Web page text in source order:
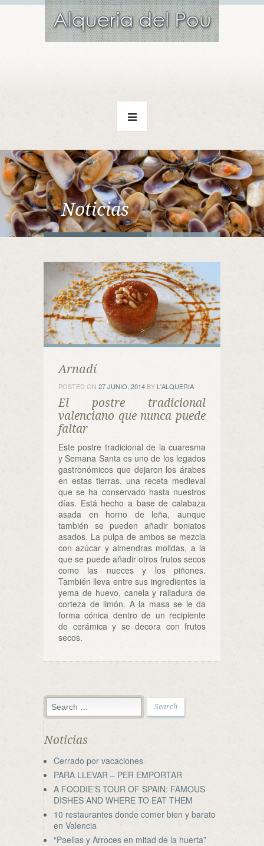
Noticias
Arnadí
POSTED ON 27 JUNIO, 2014 BY L'ALQUERIA
El postre tradicional
valenciano que nunca puede
faltar
Este postre tradicional de la cuaresma
y Semana Santa es uno de los legados
gastronómicos que dejaron los árabes
en estas tierras, una receta medieval
que se ha conservado hasta nuestros
días. Está hecho a base de calabaza
asada en horno de leña, aunque
también se pueden añadir boniatos
asados. La pulpa de ambos se mezcla
con azúcar y almendras molidas, a la
que se puede añadir otros frutos secos
como las nueces y los piñones.
También lleva entre sus ingredientes la
yema de huevo, canela y ralladura de
corteza de limón. A la masa se le da
forma cónica dentro de un recipiente
de cerámica y se decora con frutos
secos.
Noticias
Cerrado por vacaciones
PARA LLEVAR – PER EMPORTAR
A FOODIE’S TOUR OF SPAIN: FAMOUS
DISHES AND WHERE TO EAT THEM
10 restaurantes donde comer bien y barato
en Valencia
“Paellas y Arroces en mitad de la huerta”